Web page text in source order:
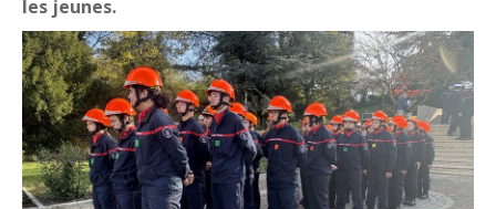
les jeunes.